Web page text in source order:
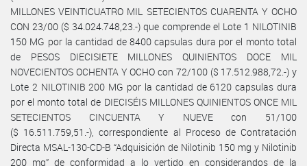
MILLONES VEINTICUATRO MIL SETECIENTOS CUARENTA Y OCHO
CON 23/00 ($ 34.024.748,23.-) que comprende el Lote 1 NILOTINIB
150 MG por la cantidad de 8400 capsulas dura por el monto total
de PESOS DIECISIETE MILLONES QUINIENTOS DOCE MIL
NOVECIENTOS OCHENTA Y OCHO con 72/100 ($ 17.512.988,72.-) y
Lote 2 NILOTINIB 200 MG por la cantidad de 6120 capsulas dura
por el monto total de DIECISÉIS MILLONES QUINIENTOS ONCE MIL
SETECIENTOS CINCUENTA Y NUEVE con 51/100
($ 16.511.759,51.-), correspondiente al Proceso de Contratación
Directa MSAL-130-CD-B “Adquisición de Nilotinib 150 mg y Nilotinib
200 mg” de conformidad a lo vertido en considerandos de la